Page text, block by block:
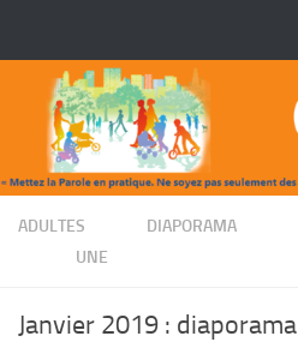
ADULTES DIAPORAMA
UNE
Janvier 2019 : diaporama